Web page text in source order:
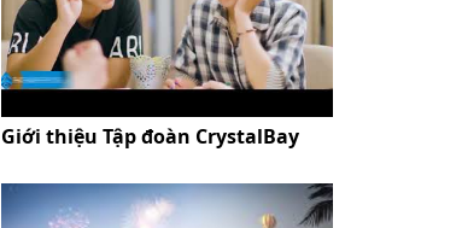
Giới thiệu Tập đoàn CrystalBay